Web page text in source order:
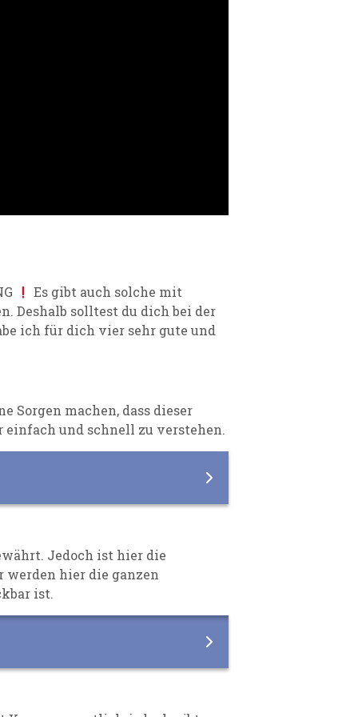
Es gibt auch solche mit
Deshalb solltest du dich bei der
ich für dich vier sehr gute und
Sorgen machen, dass dieser
einfach und schnell zu verstehen.
. Jedoch ist hier die
werden hier die ganzen
ist.